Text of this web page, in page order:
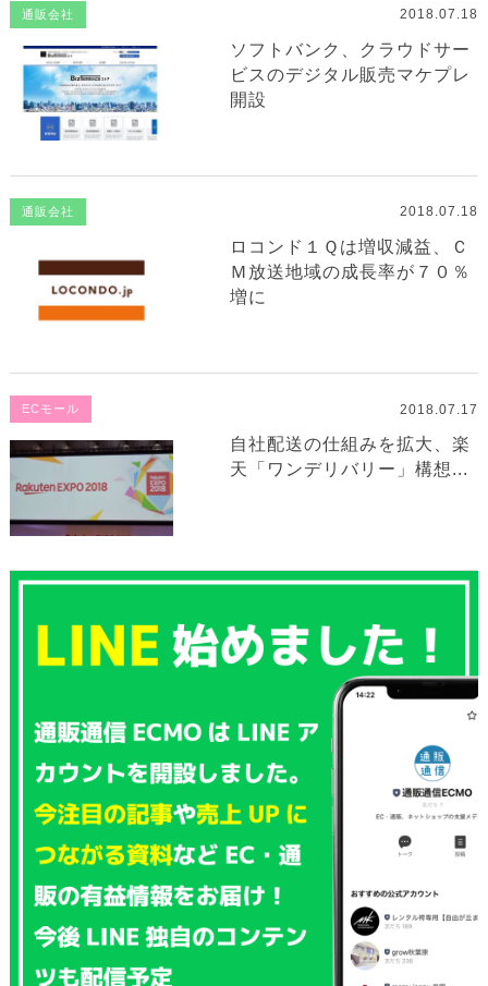
通販会社 2018.07.18
ソフトバンク、クラウドサー
ビスのデジタル販売マケプレ
開設
通販会社 2018.07.18
ロコンド１Ｑは増収減益、Ｃ
Ｍ放送地域の成長率が７０％
増に
ECモール 2018.07.17
自社配送の仕組みを拡大、楽
天「ワンデリバリー」構想...